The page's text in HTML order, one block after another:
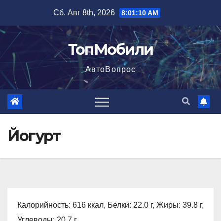
содержимому
Сб. Авг 8th, 2026 8:01:11 AM
ТопМобили
АвтоВопрос
Йогурт
Калорийность: 616 ккал, Белки: 22.0 г, Жиры: 39.8 г,